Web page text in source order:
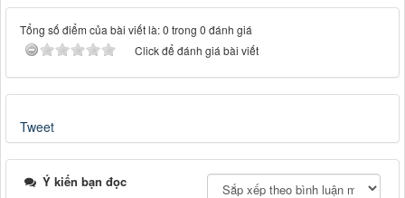
Tổng số điểm của bài viết là: 0 trong 0 đánh giá
Click để đánh giá bài viết
Tweet
Ý kiến bạn đọc